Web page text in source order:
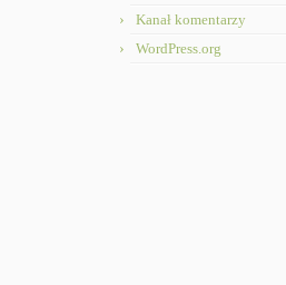
Kanał komentarzy
WordPress.org